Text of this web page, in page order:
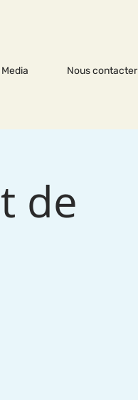
Media Nous contacter
de